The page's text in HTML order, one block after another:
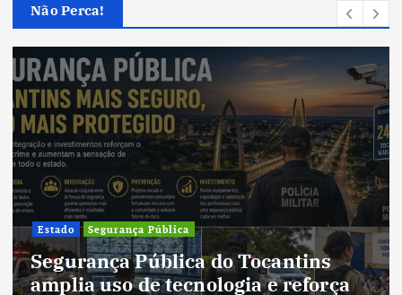
Não Perca!
Tocantins
e reforça
Cultura
Cultura do
tradições e fortalece
um estado em